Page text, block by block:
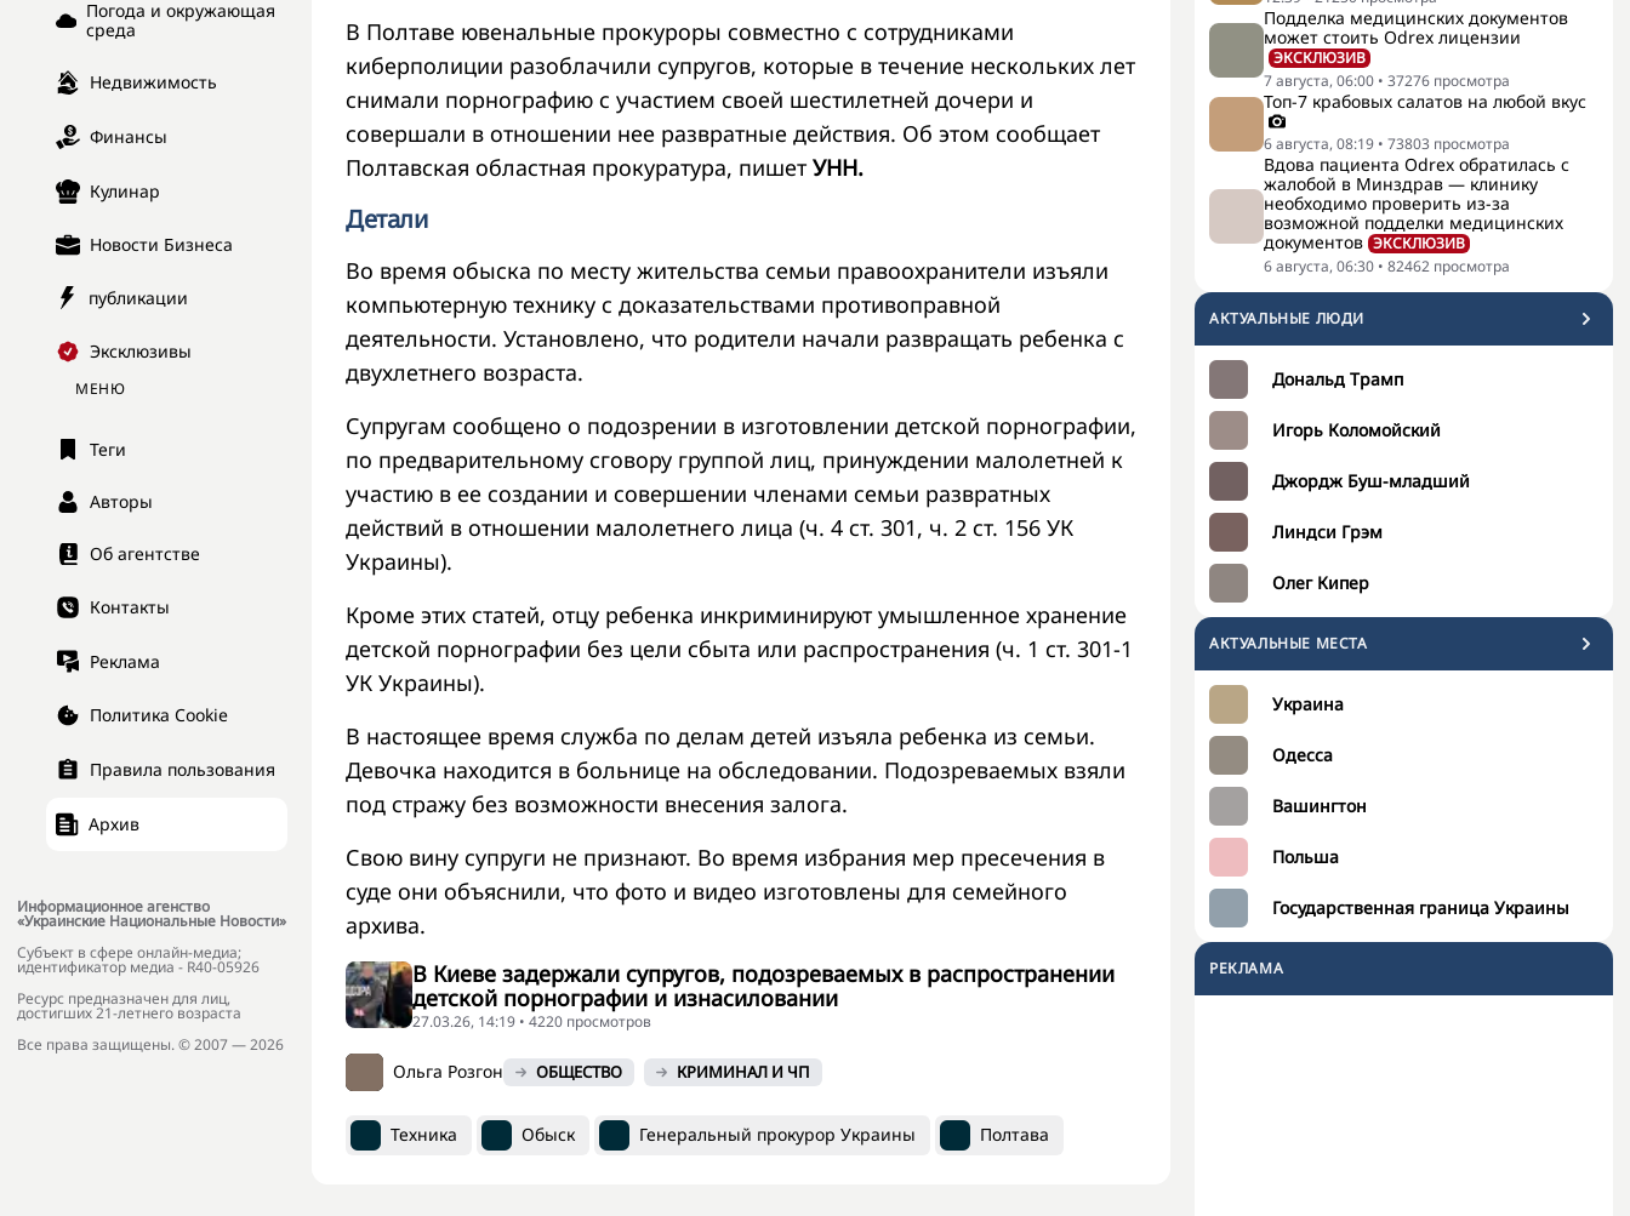
Погода и окружающая
среда
Недвижимость
Финансы
Кулинар
Новости Бизнеса
публикации
Эксклюзивы
МЕНЮ
Теги
Авторы
Об агентстве
Контакты
Реклама
Политика Cookie
Правила пользования
Архив
Информационное агенство
«Украинские Национальные Новости»
Субъект в сфере онлайн-медиа;
идентификатор медиа - R40-05926
Ресурс предназначен для лиц,
достигших 21-летнего возраста
Все права защищены. © 2007 — 2026
Подделка медицинских документов
может стоить Odrex лицензии
ЭКСКЛЮЗИВ
7 августа, 06:00 • 37276 просмотра
Топ-7 крабовых салатов на любой вкус
6 августа, 08:19 • 73803 просмотра
Вдова пациента Odrex обратилась с
жалобой в Минздрав — клинику
необходимо проверить из-за
возможной подделки медицинских
документов ЭКСКЛЮЗИВ
6 августа, 06:30 • 82462 просмотра
АКТУАЛЬНЫЕ ЛЮДИ
Дональд Трамп
Игорь Коломойский
Джордж Буш-младший
Линдси Грэм
Олег Кипер
АКТУАЛЬНЫЕ МЕСТА
Украина
Одесса
Вашингтон
Польша
Государственная граница Украины
РЕКЛАМА
В Полтаве ювенальные прокуроры совместно с сотрудниками
киберполиции разоблачили супругов, которые в течение нескольких лет
снимали порнографию с участием своей шестилетней дочери и
совершали в отношении нее развратные действия. Об этом сообщает
Полтавская областная прокуратура, пишет УНН.
Детали
Во время обыска по месту жительства семьи правоохранители изъяли
компьютерную технику с доказательствами противоправной
деятельности. Установлено, что родители начали развращать ребенка с
двухлетнего возраста.
Супругам сообщено о подозрении в изготовлении детской порнографии,
по предварительному сговору группой лиц, принуждении малолетней к
участию в ее создании и совершении членами семьи развратных
действий в отношении малолетнего лица (ч. 4 ст. 301, ч. 2 ст. 156 УК
Украины).
Кроме этих статей, отцу ребенка инкриминируют умышленное хранение
детской порнографии без цели сбыта или распространения (ч. 1 ст. 301-1
УК Украины).
В настоящее время служба по делам детей изъяла ребенка из семьи.
Девочка находится в больнице на обследовании. Подозреваемых взяли
под стражу без возможности внесения залога.
Свою вину супруги не признают. Во время избрания мер пресечения в
суде они объяснили, что фото и видео изготовлены для семейного
архива.
В Киеве задержали супругов, подозреваемых в распространении
детской порнографии и изнасиловании
27.03.26, 14:19 • 4220 просмотров
Ольга Розгон ОБЩЕСТВО КРИМИНАЛ И ЧП
Техника Обыск Генеральный прокурор Украины Полтава